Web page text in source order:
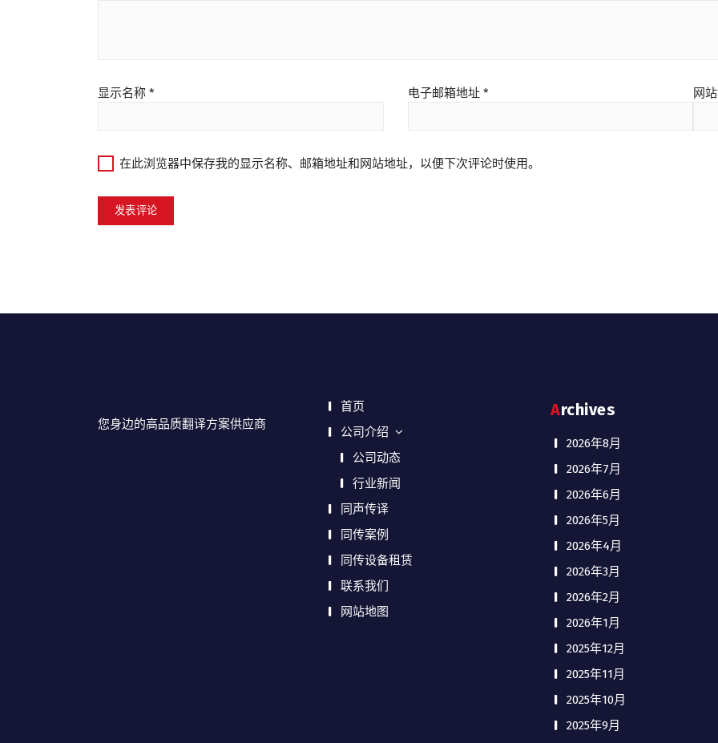
显示名称 * 电子邮箱地址 * 网
在此浏览器中保存我的显示名称、邮箱地址和网站地址，以便下次评论时使用。
您身边的高品质翻译方案供应商
首页
公司介绍
公司动态
行业新闻
同声传译
同传案例
同传设备租赁
联系我们
网站地图
Archives
2026年8月
2026年7月
2026年6月
2026年5月
2026年4月
2026年3月
2026年2月
2026年1月
2025年12月
2025年11月
2025年10月
2025年9月